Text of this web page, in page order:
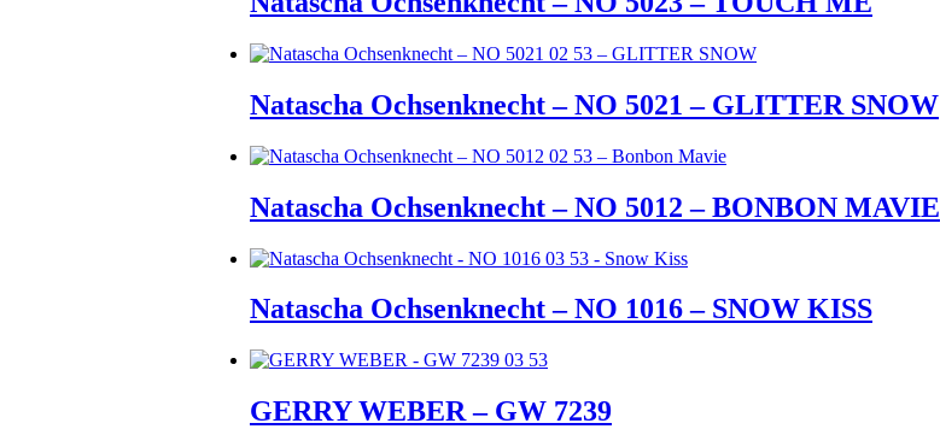
Natascha Ochsenknecht – NO 5021 – GLITTER SNOW
Natascha Ochsenknecht – NO 5012 – BONBON MAVIE
Natascha Ochsenknecht – NO 1016 – SNOW KISS
GERRY WEBER – GW 7239